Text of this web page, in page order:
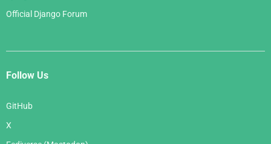
Official Django Forum
Follow Us
GitHub
X